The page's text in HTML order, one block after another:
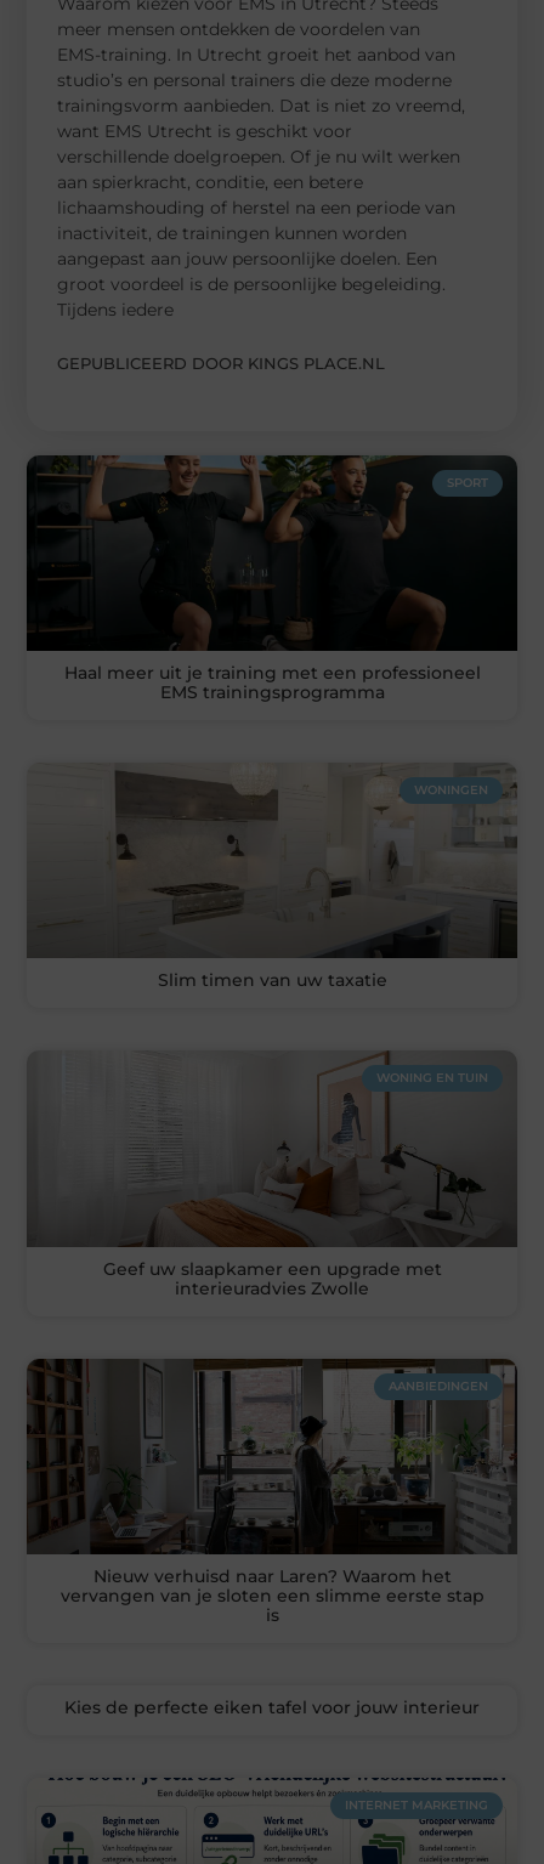
meer mensen ontdekken de voordelen van
EMS-training. In Utrecht groeit het aanbod van
studio’s en personal trainers die deze moderne
trainingsvorm aanbieden. Dat is niet zo vreemd,
want EMS Utrecht is geschikt voor
verschillende doelgroepen. Of je nu wilt werken
aan spierkracht, conditie, een betere
lichaamshouding of herstel na een periode van
inactiviteit, de trainingen kunnen worden
aangepast aan jouw persoonlijke doelen. Een
groot voordeel is de persoonlijke begeleiding.
Tijdens iedere
GEPUBLICEERD DOOR KINGS PLACE.NL
SPORT
Haal meer uit je training met een professioneel
EMS trainingsprogramma
WONINGEN
Slim timen van uw taxatie
WONING EN TUIN
Geef uw slaapkamer een upgrade met
interieuradvies Zwolle
AANBIEDINGEN
Nieuw verhuisd naar Laren? Waarom het
vervangen van je sloten een slimme eerste stap
is
Kies de perfecte eiken tafel voor jouw interieur
INTERNET MARKETING